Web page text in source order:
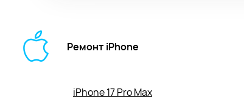
Ремонт iPhone
iPhone 17 Pro Max